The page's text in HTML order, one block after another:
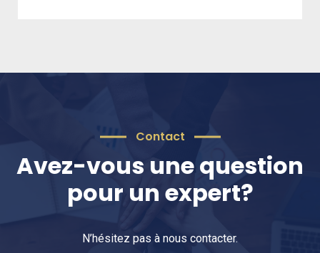
Contact
Avez-vous une question
pour un expert?
N’hésitez pas à nous contacter.